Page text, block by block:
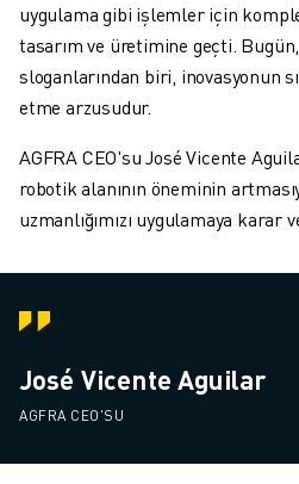
uygulama gibi işlemler için
tasarım ve üretimine geçti. Bugün,
sloganlarından biri, inovasyonun
etme arzusudur.
AGFRA CEO'su José Vicente
robotik alanının öneminin
uzmanlığımızı uygulamaya karar
José Vicente Aguilar
AGFRA CEO'SU